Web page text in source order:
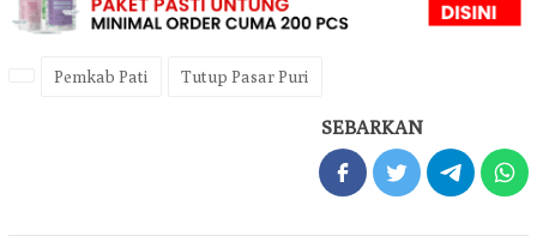
Pemkab Pati Tutup Pasar Puri
SEBARKAN